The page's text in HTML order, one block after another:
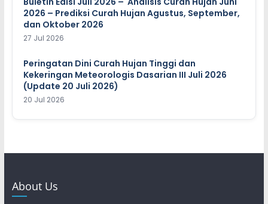
2026 – Prediksi Curah Hujan Agustus, September,
dan Oktober 2026
27 Jul 2026
Peringatan Dini Curah Hujan Tinggi dan
Kekeringan Meteorologis Dasarian III Juli 2026
(Update 20 Juli 2026)
20 Jul 2026
About Us